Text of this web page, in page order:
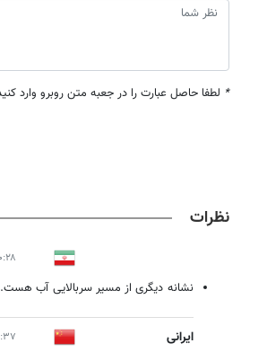
* لطفا حاصل عبارت را در جعبه متن روبرو وارد
نظرات
۲۰:۲۸ -
نشانه دیگری از مسیر سربالایی آب هست.
ایرانی ۲۰:۳۷ -